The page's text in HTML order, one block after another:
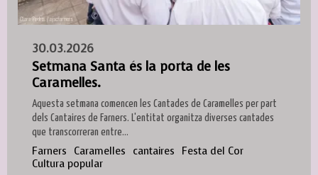
30.03.2026
Setmana Santa és la porta de les
Caramelles.
Aquesta setmana comencen les Cantades de Caramelles per part
dels Cantaires de Farners. L'entitat organitza diverses cantades
que transcorreran entre...
Farners Caramelles cantaires
Festa del Cor
Cultura popular